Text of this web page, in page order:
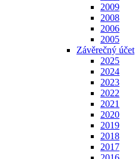
2009
2008
2006
2005
Závěrečný účet
2025
2024
2023
2022
2021
2020
2019
2018
2017